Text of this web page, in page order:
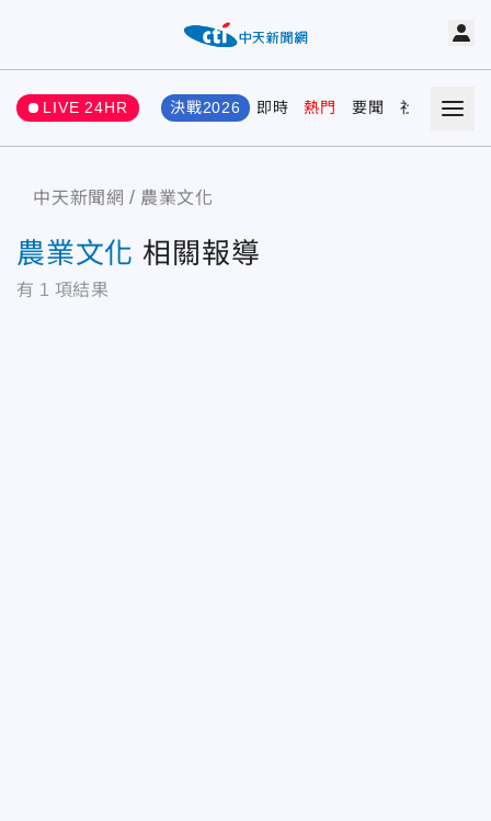
LIVE 24HR 決戰2026 即時 熱門 要聞 社會 娛樂
中天新聞網 農業文化
農業文化 相關報導
有 1 項結果